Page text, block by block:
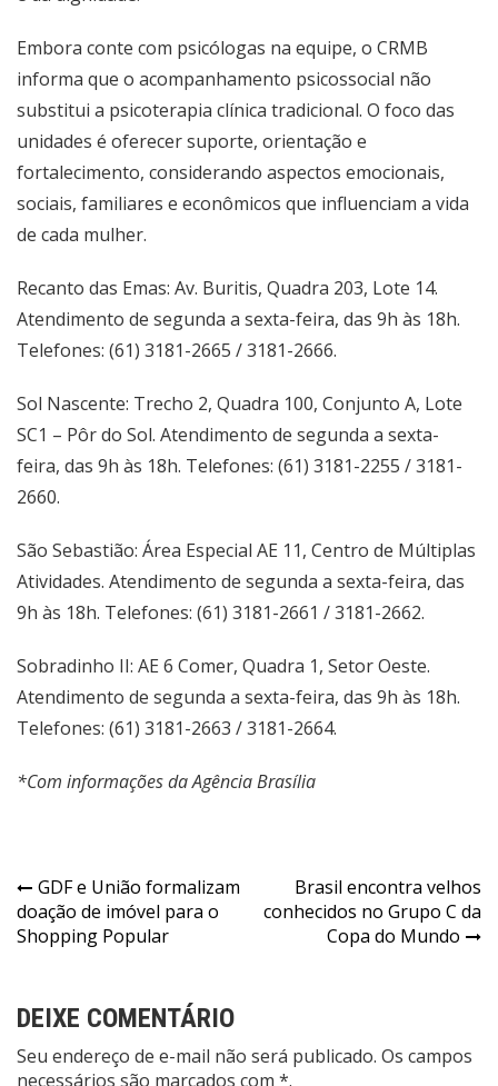
Embora conte com psicólogas na equipe, o CRMB
informa que o acompanhamento psicossocial não
substitui a psicoterapia clínica tradicional. O foco das
unidades é oferecer suporte, orientação e
fortalecimento, considerando aspectos emocionais,
sociais, familiares e econômicos que influenciam a vida
de cada mulher.
Recanto das Emas: Av. Buritis, Quadra 203, Lote 14.
Atendimento de segunda a sexta-feira, das 9h às 18h.
Telefones: (61) 3181-2665 / 3181-2666.
Sol Nascente: Trecho 2, Quadra 100, Conjunto A, Lote
SC1 – Pôr do Sol. Atendimento de segunda a sexta-
feira, das 9h às 18h. Telefones: (61) 3181-2255 / 3181-
2660.
São Sebastião: Área Especial AE 11, Centro de Múltiplas
Atividades. Atendimento de segunda a sexta-feira, das
9h às 18h. Telefones: (61) 3181-2661 / 3181-2662.
Sobradinho II: AE 6 Comer, Quadra 1, Setor Oeste.
Atendimento de segunda a sexta-feira, das 9h às 18h.
Telefones: (61) 3181-2663 / 3181-2664.
*Com informações da Agência Brasília
Navegação
de
GDF e União formalizam
doação de imóvel para o
Shopping Popular
Brasil encontra velhos
conhecidos no Grupo C da
Copa do Mundo
DEIXE COMENTÁRIO
Seu endereço de e-mail não será publicado. Os campos
necessários são marcados com *.